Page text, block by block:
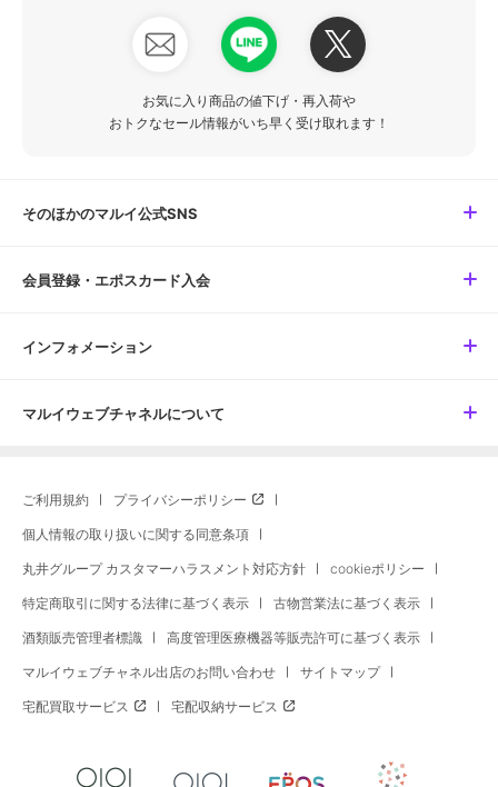
お気に入り商品の値下げ・再入荷や
おトクなセール情報がいち早く受け取れます！
そのほかのマルイ公式SNS
会員登録・エポスカード入会
インフォメーション
マルイウェブチャネルについて
ご利用規約 プライバシーポリシー
個人情報の取り扱いに関する同意条項
丸井グループ カスタマーハラスメント対応方針 cookieポリシー
特定商取引に関する法律に基づく表示 古物営業法に基づく表示
酒類販売管理者標識 高度管理医療機器等販売許可に基づく表示
マルイウェブチャネル出店のお問い合わせ サイトマップ
宅配買取サービス 宅配収納サービス